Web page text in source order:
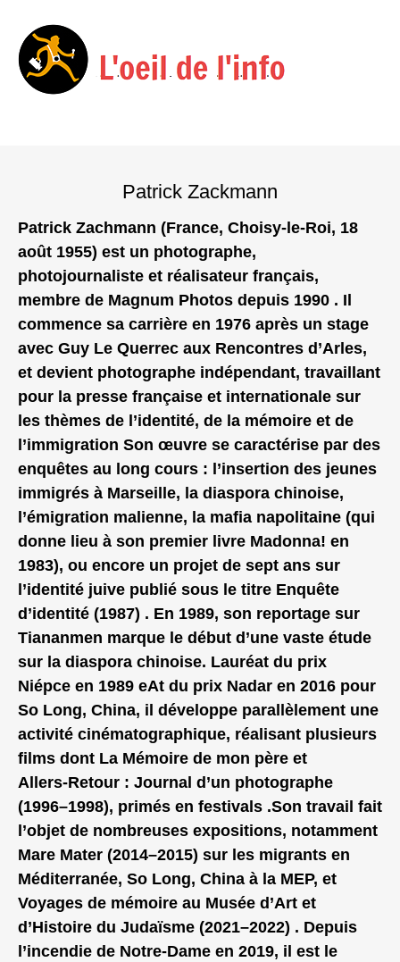
Patrick Zackmann
Patrick Zachmann (France, Choisy‑le‑Roi, 18
août 1955) est un photographe,
photojournaliste et réalisateur français,
membre de Magnum Photos depuis 1990 . Il
commence sa carrière en 1976 après un stage
avec Guy Le Querrec aux Rencontres d’Arles,
et devient photographe indépendant, travaillant
pour la presse française et internationale sur
les thèmes de l’identité, de la mémoire et de
l’immigration Son œuvre se caractérise par des
enquêtes au long cours : l’insertion des jeunes
immigrés à Marseille, la diaspora chinoise,
l’émigration malienne, la mafia napolitaine (qui
donne lieu à son premier livre Madonna! en
1983), ou encore un projet de sept ans sur
l’identité juive publié sous le titre Enquête
d’identité (1987) . En 1989, son reportage sur
Tiananmen marque le début d’une vaste étude
sur la diaspora chinoise. Lauréat du prix
Niépce en 1989 eAt du prix Nadar en 2016 pour
So Long, China, il développe parallèlement une
activité cinématographique, réalisant plusieurs
films dont La Mémoire de mon père et
Allers‑Retour : Journal d’un photographe
(1996–1998), primés en festivals .Son travail fait
l’objet de nombreuses expositions, notamment
Mare Mater (2014–2015) sur les migrants en
Méditerranée, So Long, China à la MEP, et
Voyages de mémoire au Musée d’Art et
d’Histoire du Judaïsme (2021–2022) . Depuis
l’incendie de Notre‑Dame en 2019, il est le